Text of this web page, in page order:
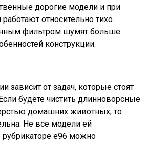
дорогие модели и при
относительно тихо.
фильтром шумят больше
конструкции.
зависит от задач, которые стоят
будете чистить длинноворсные
домашних животных, то
Не все модели ей
е96 можно